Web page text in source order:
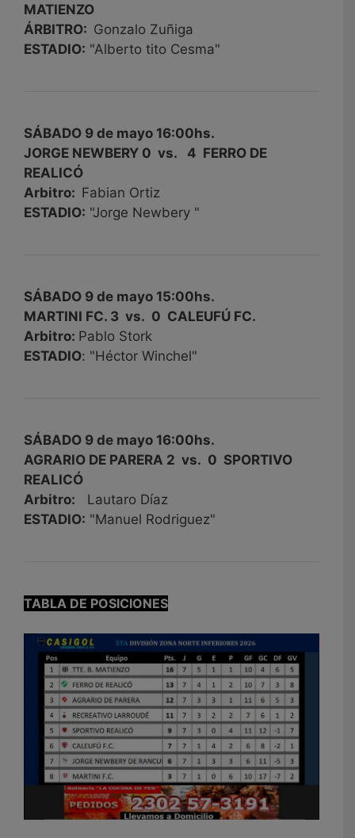
MATIENZO
ÁRBITRO: Gonzalo Zuñiga
ESTADIO: "Alberto tito Cesma"
SÁBADO 9 de mayo 16:00hs.
JORGE NEWBERY 0 vs. 4 FERRO DE
REALICÓ
Arbitro: Fabian Ortiz
ESTADIO: "Jorge Newbery "
SÁBADO 9 de mayo 15:00hs.
MARTINI FC. 3 vs. 0 CALEUFÚ FC.
Arbitro: Pablo Stork
ESTADIO: "Héctor Winchel"
SÁBADO 9 de mayo 16:00hs.
AGRARIO DE PARERA 2 vs. 0 SPORTIVO
REALICÓ
Arbitro: Lautaro Díaz
ESTADIO: "Manuel Rodriguez"
TABLA DE POSICIONES